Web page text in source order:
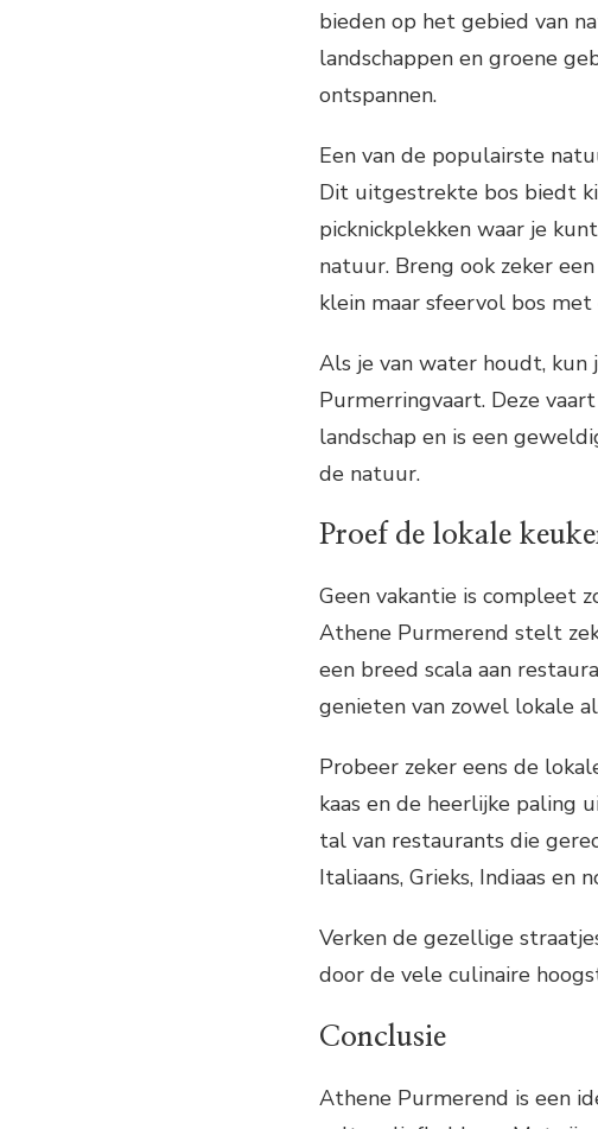
bieden op het gebied van
landschappen en groene
ontspannen.
Een van de populairste
Dit uitgestrekte bos biedt
picknickplekken waar je
natuur. Breng ook zeker
klein maar sfeervol bos
Als je van water houdt, kun
Purmerringvaart. Deze
landschap en is een
de natuur.
Proef de lokale
Geen vakantie is compleet
Athene Purmerend stelt
een breed scala aan
genieten van zowel lokale
Probeer zeker eens de
kaas en de heerlijke paling
tal van restaurants die
Italiaans, Grieks, Indiaas en
Verken de gezellige
door de vele culinaire
Conclusie
Athene Purmerend is een